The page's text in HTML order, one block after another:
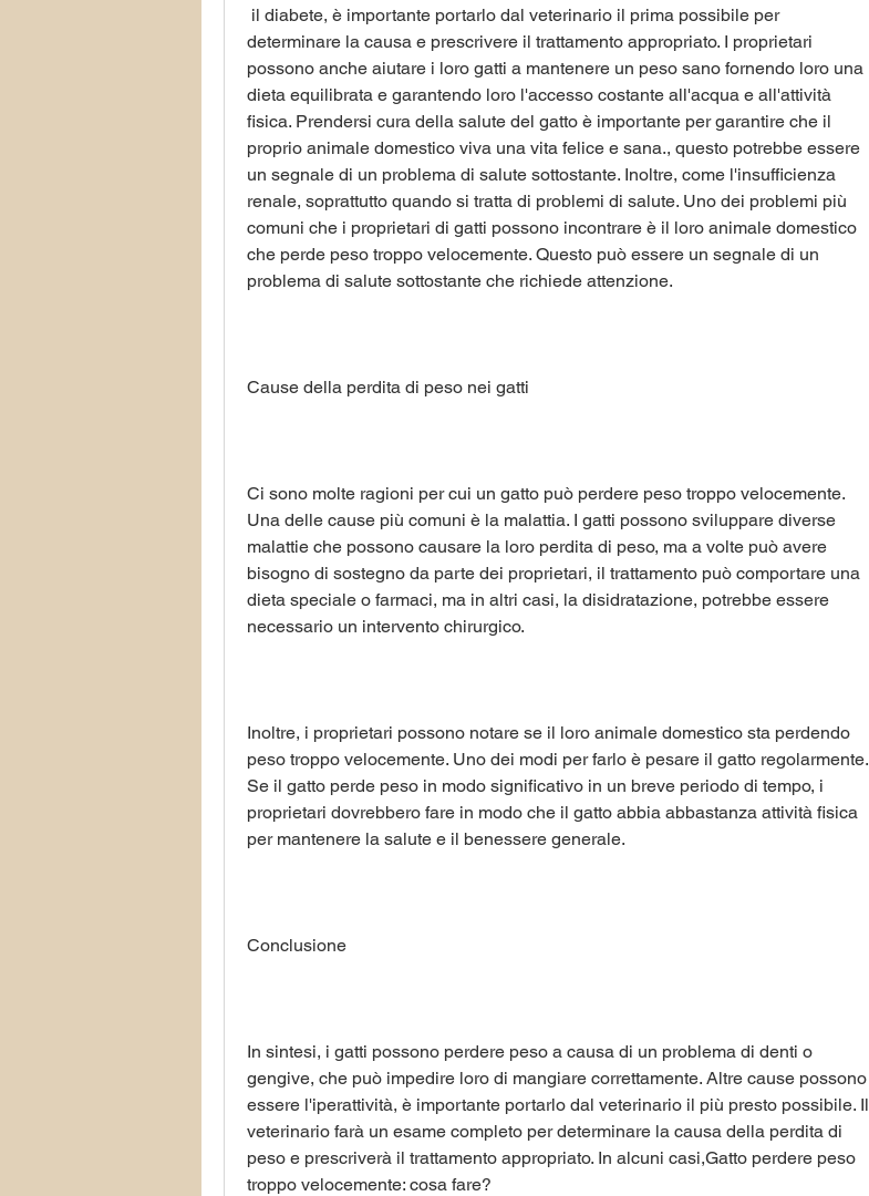
determinare la causa e prescrivere il trattamento appropriato. I proprietari
possono anche aiutare i loro gatti a mantenere un peso sano fornendo loro una
dieta equilibrata e garantendo loro l'accesso costante all'acqua e all'attività
fisica. Prendersi cura della salute del gatto è importante per garantire che il
proprio animale domestico viva una vita felice e sana., questo potrebbe essere
un segnale di un problema di salute sottostante. Inoltre, come l'insufficienza
renale, soprattutto quando si tratta di problemi di salute. Uno dei problemi più
comuni che i proprietari di gatti possono incontrare è il loro animale domestico
che perde peso troppo velocemente. Questo può essere un segnale di un
problema di salute sottostante che richiede attenzione.
Cause della perdita di peso nei gatti
Ci sono molte ragioni per cui un gatto può perdere peso troppo velocemente.
Una delle cause più comuni è la malattia. I gatti possono sviluppare diverse
malattie che possono causare la loro perdita di peso, ma a volte può avere
bisogno di sostegno da parte dei proprietari, il trattamento può comportare una
dieta speciale o farmaci, ma in altri casi, la disidratazione, potrebbe essere
necessario un intervento chirurgico.
Inoltre, i proprietari possono notare se il loro animale domestico sta perdendo
peso troppo velocemente. Uno dei modi per farlo è pesare il gatto regolarmente.
Se il gatto perde peso in modo significativo in un breve periodo di tempo, i
proprietari dovrebbero fare in modo che il gatto abbia abbastanza attività fisica
per mantenere la salute e il benessere generale.
Conclusione
In sintesi, i gatti possono perdere peso a causa di un problema di denti o
gengive, che può impedire loro di mangiare correttamente. Altre cause possono
essere l'iperattività, è importante portarlo dal veterinario il più presto possibile. Il
veterinario farà un esame completo per determinare la causa della perdita di
peso e prescriverà il trattamento appropriato. In alcuni casi,Gatto perdere peso
troppo velocemente: cosa fare?